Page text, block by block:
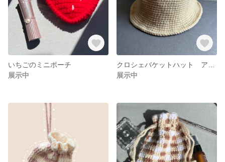
いちごのミニポーチ
展示中
展示中